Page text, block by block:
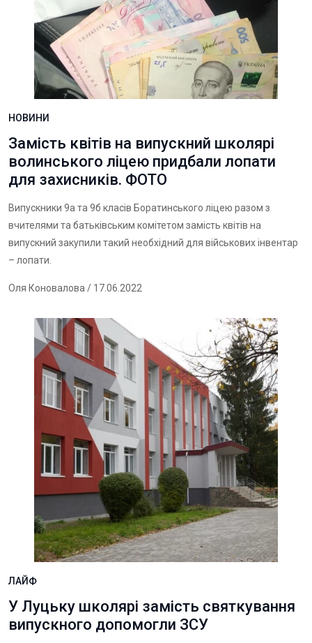
НОВИНИ
Замість квітів на випускний школярі
волинського ліцею придбали лопати
для захисників. ФОТО
Випускники 9а та 9б класів Боратинського ліцею разом з
вчителями та батьківським комітетом замість квітів на
випускний закупили такий необхідний для військових інвентар
– лопати.
Оля Коновалова / 17.06.2022
ЛАЙФ
У Луцьку школярі замість святкування
випускного допомогли ЗСУ